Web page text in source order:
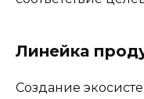
Линейка
Создание